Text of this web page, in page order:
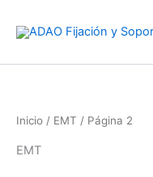
Inicio / EMT / Página 2
EMT
e
l
o
a